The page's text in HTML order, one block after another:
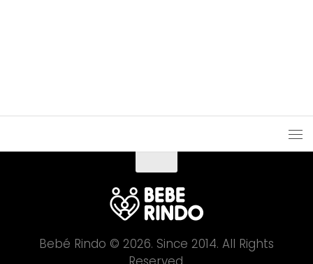
Bebé Rindo © 2026. Since 2014. All Rights